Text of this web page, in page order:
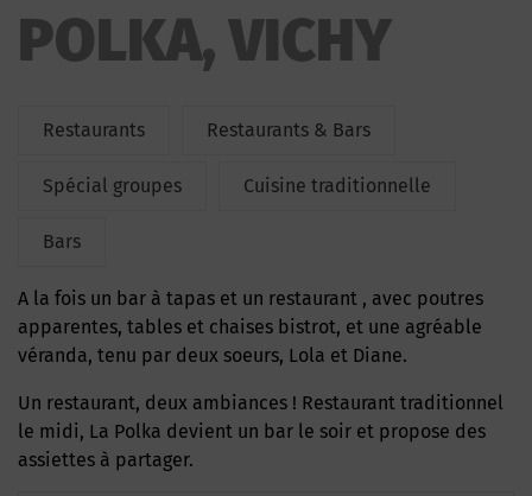
POLKA, VICHY
Restaurants Restaurants & Bars
Spécial groupes Cuisine traditionnelle
Bars
A la fois un bar à tapas et un restaurant , avec poutres
apparentes, tables et chaises bistrot, et une agréable
véranda, tenu par deux soeurs, Lola et Diane.
Un restaurant, deux ambiances ! Restaurant traditionnel
le midi, La Polka devient un bar le soir et propose des
assiettes à partager.